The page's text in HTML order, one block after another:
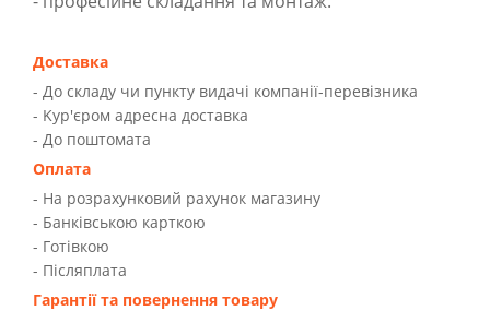
Доставка
- До складу чи пункту видачі компанії-перевізника
- Kур'єром адресна доставка
- До поштомата
Оплата
- На розрахунковий рахунок магазину
- Банківською карткою
- Готівкою
- Післяплата
Гарантії та повернення товару